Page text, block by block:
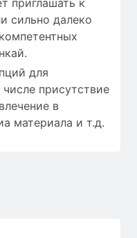
сильно далеко
для
присутствие
в
материала и т.д.